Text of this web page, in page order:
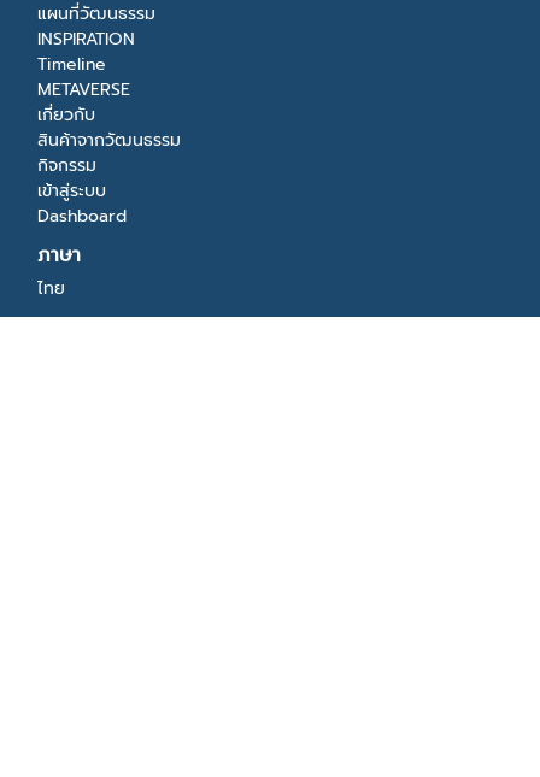
แผนที่วัฒนธรรม
INSPIRATION
Timeline
METAVERSE
เกี่ยวกับ
สินค้าจากวัฒนธรรม
กิจกรรม
เข้าสู่ระบบ
Dashboard
ภาษา
ไทย